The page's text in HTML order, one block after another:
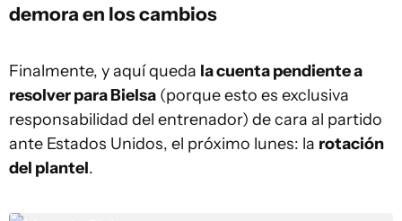
demora en los cambios
Finalmente, y aquí queda la cuenta pendiente a
resolver para Bielsa (porque esto es exclusiva
responsabilidad del entrenador) de cara al partido
ante Estados Unidos, el próximo lunes: la rotación
del plantel.